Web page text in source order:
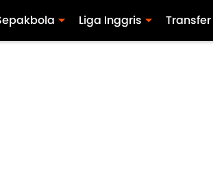
Liga Inggris Transfer